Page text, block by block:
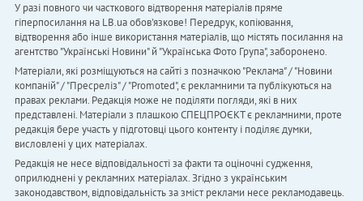
У разі повного чи часткового відтворення матеріалів пряме
гіперпосилання на LB.ua обов'язкове! Передрук, копіювання,
відтворення або інше використання матеріалів, що містять посилання на
агентство "Українськi Новини" й "Українська Фото Група", заборонено.
Матеріали, які розміщуються на сайті з позначкою "Реклама" / "Новини
компаній" / "Пресреліз" / "Promoted", є рекламними та публікуються на
правах реклами. Редакція може не поділяти погляди, які в них
представлені. Матеріали з плашкою СПЕЦПРОЄКТ є рекламними, проте
редакція бере участь у підготовці цього контенту і поділяє думки,
висловлені у цих матеріалах.
Редакція не несе відповідальності за факти та оціночні судження,
оприлюднені у рекламних матеріалах. Згідно з українським
законодавством, відповідальність за зміст реклами несе рекламодавець.